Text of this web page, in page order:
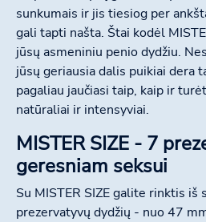
sunkumais ir jis tiesiog per
gali tapti našta. Štai kodėl
jūsų asmeniniu penio dydžiu.
jūsų geriausia dalis puikiai dera
pagaliau jaučiasi taip, kaip ir
natūraliai ir intensyviai.
MISTER SIZE - 7
geresniam seksui
Su MISTER SIZE galite rinktis
prezervatyvų dydžių - nuo 47